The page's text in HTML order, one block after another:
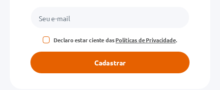
Declaro estar ciente dasPolíticas de Privacidade.
Cadastrar